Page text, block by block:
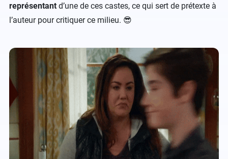
représentant d’une de ces castes, ce qui sert de prétexte à
l’auteur pour critiquer ce milieu. 😎